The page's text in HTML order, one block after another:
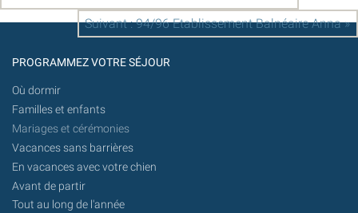
Suivant : 94/96 Etablissement Balnéaire Anna »
PROGRAMMEZ VOTRE SÉJOUR
Où dormir
Familles et enfants
Mariages et cérémonies
Vacances sans barrières
En vacances avec votre chien
Avant de partir
Tout au long de l'année